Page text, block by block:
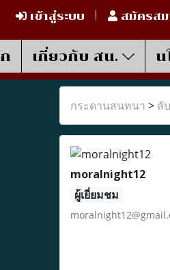
เข้าสู่ระบบ สมัครสม
เกี่ยวกับ สน. น
กระดานสนทนา > ลั
moralnight12
ผู้เยี่ยมชม